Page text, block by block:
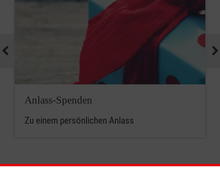
Anlass-Spenden
Zu einem persönlichen Anlass